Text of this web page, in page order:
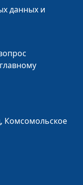
данных и
Комсомольское